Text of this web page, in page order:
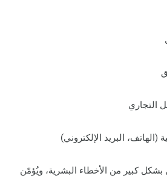
التجاري
(الهاتف، البريد الإلكتروني)
بشكل كبير من الأخطاء البشرية، ويُؤمّن